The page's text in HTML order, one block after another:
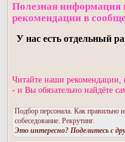
Полезная информация
рекомендации в
У нас есть отдельный
Читайте наши рекомендации,
- и Вы обязательно найдёте
Подбор персонала. Как правильно
собеседование. Рекрутинг.
Это интересно? Поделитесь с